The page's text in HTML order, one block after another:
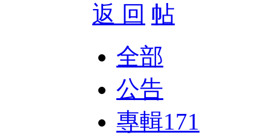
返 回
全部
公告
專輯171